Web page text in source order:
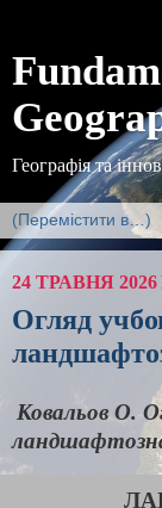
Географія та
24 ТРАВНЯ 2026
Огляд
Ковальов О.